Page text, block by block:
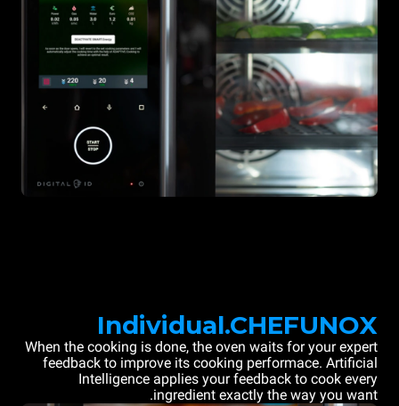
Individual.CHEFUNOX
When the cooking is done, the oven waits for your expert
feedback to improve its cooking performace. Artificial
Intelligence applies your feedback to cook every
ingredient exactly the way you want.